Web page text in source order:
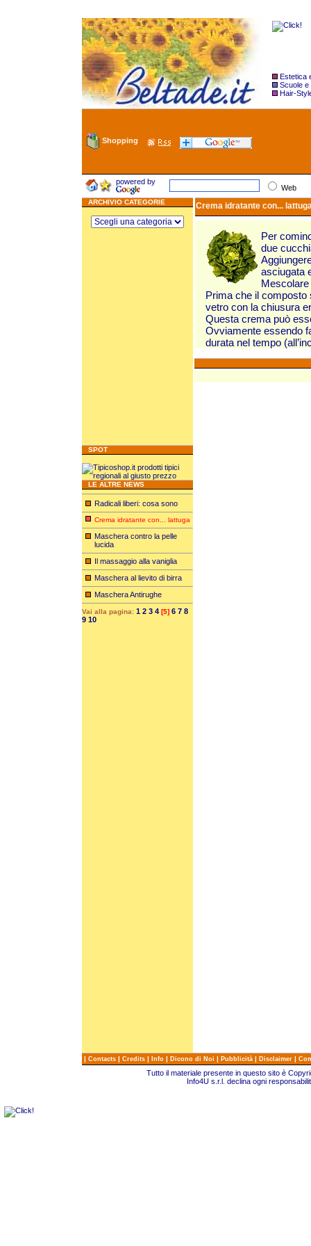
Estetica
Scuole e
Hair-
Shopping
powered by
Web
ARCHIVIO CATEGORIE
SPOT
LE ALTRE NEWS
Radicali liberi: cosa sono
Crema idratante con... lattuga
Maschera contro la pelle
lucida
Il massaggio alla vaniglia
Maschera al lievito di birra
Maschera Antirughe
Vai alla pagina: 1 2 3 4 [5] 6 7 8
9 10
Crema idratante con...
Per
due
asciugata
Prima che il composto
vetro con la chiusura
Questa crema può
Ovviamente essendo
durata nel tempo
| Contacts | Credits | Info | Dicono di Noi | Pubblicità | Disclaimer |
Tutto il materiale presente in questo sito è
Info4U s.r.l. declina ogni